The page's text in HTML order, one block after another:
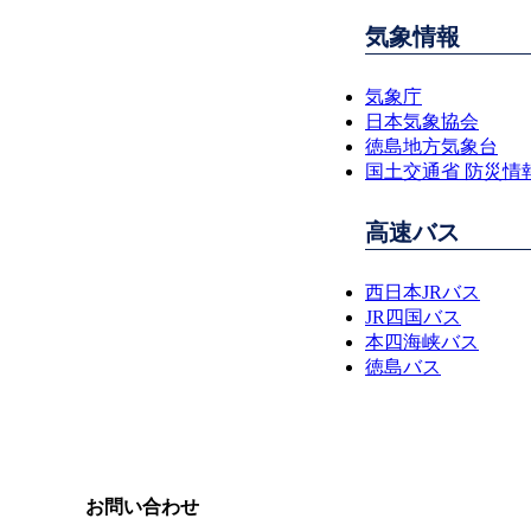
気象情報
気象庁
日本気象協会
徳島地方気象台
国土交通省 防災情
高速バス
西日本JRバス
JR四国バス
本四海峡バス
徳島バス
お問い合わせ